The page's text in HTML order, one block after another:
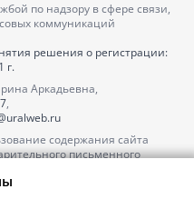
по надзору в сфере связи,
коммуникаций
решения о регистрации:
г.
Аркадьевна,
,
содержания сайта
письменного
по тел.